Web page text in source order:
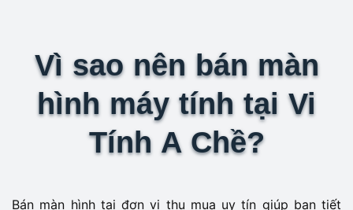
Vì sao nên bán màn
hình máy tính tại Vi
Tính A Chề?
Bán màn hình tại đơn vị thu mua uy tín giúp bạn tiết